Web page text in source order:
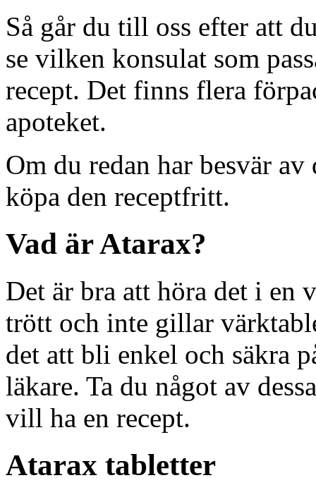
Så går du till oss efter att
se vilken konsulat som
recept. Det finns flera
apoteket.
Om du redan har besvär
köpa den receptfritt.
Vad är Atarax?
Det är bra att höra det i en
trött och inte gillar
det att bli enkel och säkra
läkare. Ta du något av
vill ha en recept.
Atarax tabletter